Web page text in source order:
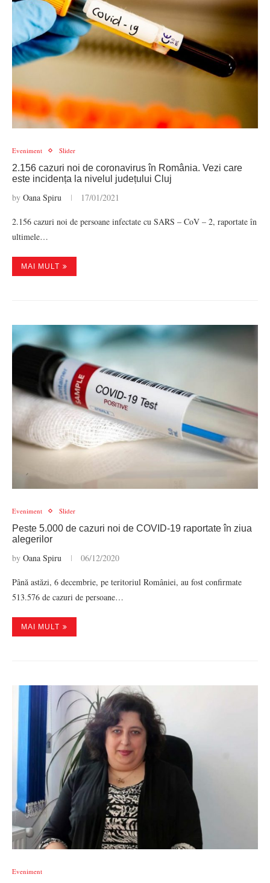
Eveniment Slider
2.156 cazuri noi de coronavirus în România. Vezi care
este incidența la nivelul județului Cluj
by Oana Spiru 17/01/2021
2.156 cazuri noi de persoane infectate cu SARS – CoV – 2, raportate în
ultimele…
MAI MULT
Eveniment Slider
Peste 5.000 de cazuri noi de COVID-19 raportate în ziua
alegerilor
by Oana Spiru 06/12/2020
Până astăzi, 6 decembrie, pe teritoriul României, au fost confirmate
513.576 de cazuri de persoane…
MAI MULT
Eveniment